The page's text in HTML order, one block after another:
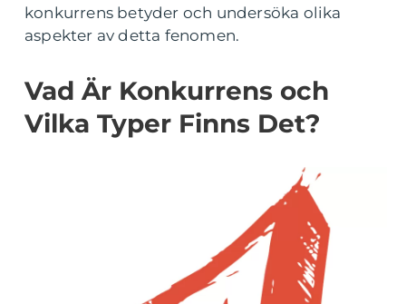
konkurrens betyder och undersöka olika
aspekter av detta fenomen.
Vad Är Konkurrens och
Vilka Typer Finns Det?